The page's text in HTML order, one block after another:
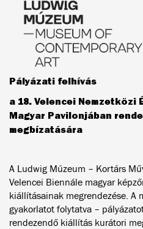
Pályázati felhívás
a 18. Velencei
Magyar Pavilonjában
megbízatására
A Ludwig Múzeum – Kortárs
Velencei Biennále magyar
kiállításainak megrendezése. A
gyakorlatot folytatva –
rendezendő kiállítás kurátori